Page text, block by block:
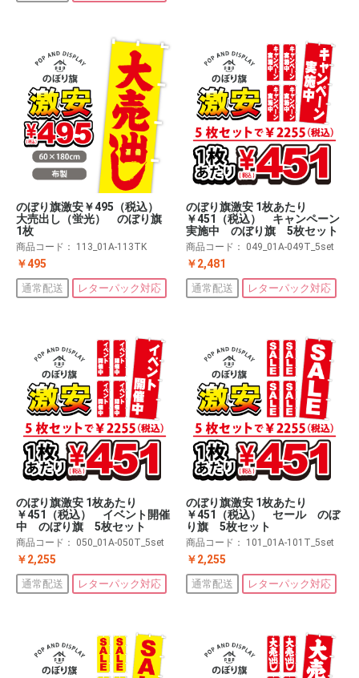
のぼり旗激安￥495（税込）
大売出し（蛍光） のぼり旗
1枚
商品コード： 113_01A-113TK
￥495
通常配送 レターパック対応
のぼり旗激安 1枚あたり
￥451（税込） キャンペーン
実施中 のぼり旗 5枚セット
商品コード： 049_01A-049T_5set
￥2,481
通常配送 レターパック対応
のぼり旗激安 1枚あたり
￥451（税込） イベント開催
中 のぼり旗 5枚セット
商品コード： 050_01A-050T_5set
￥2,255
通常配送 レターパック対応
のぼり旗激安 1枚あたり
￥451（税込） セール のぼ
り旗 5枚セット
商品コード： 101_01A-101T_5set
￥2,255
通常配送 レターパック対応